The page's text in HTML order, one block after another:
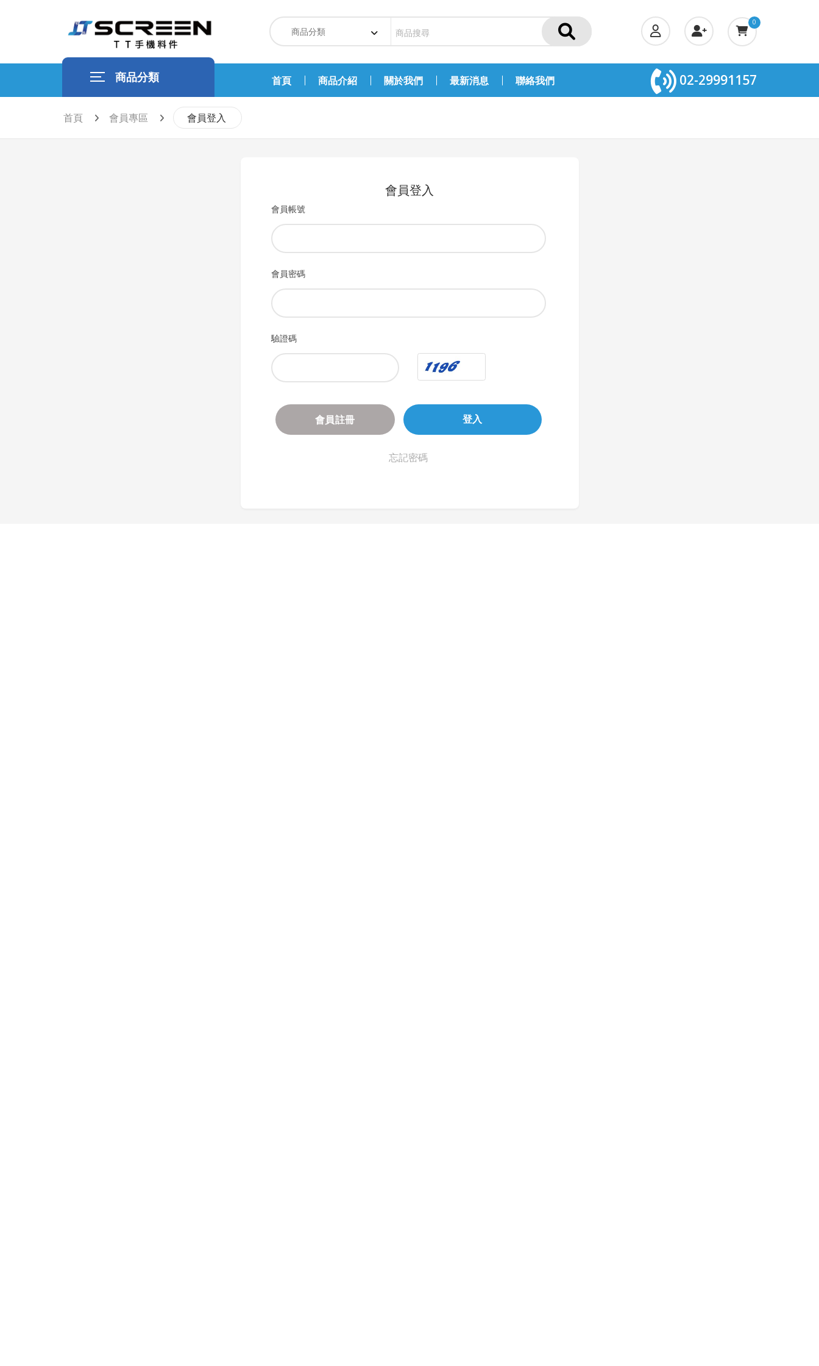
0
商品分類 首頁 商品介紹 關於我們 最新消息 聯絡我們 02-29991157
首頁 會員專區 會員登入
會員登入
會員帳號
會員密碼
驗證碼
會員註冊 登入
忘記密碼